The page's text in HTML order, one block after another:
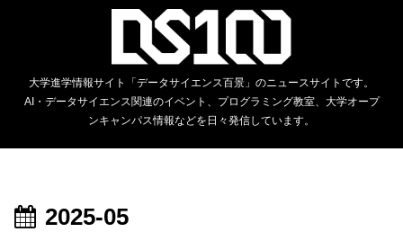
大学進学情報サイト「データサイエンス百景」のニュースサイトです。
AI・データサイエンス関連のイベント、プログラミング教室、大学オープ
ンキャンパス情報などを日々発信しています。
2025-05